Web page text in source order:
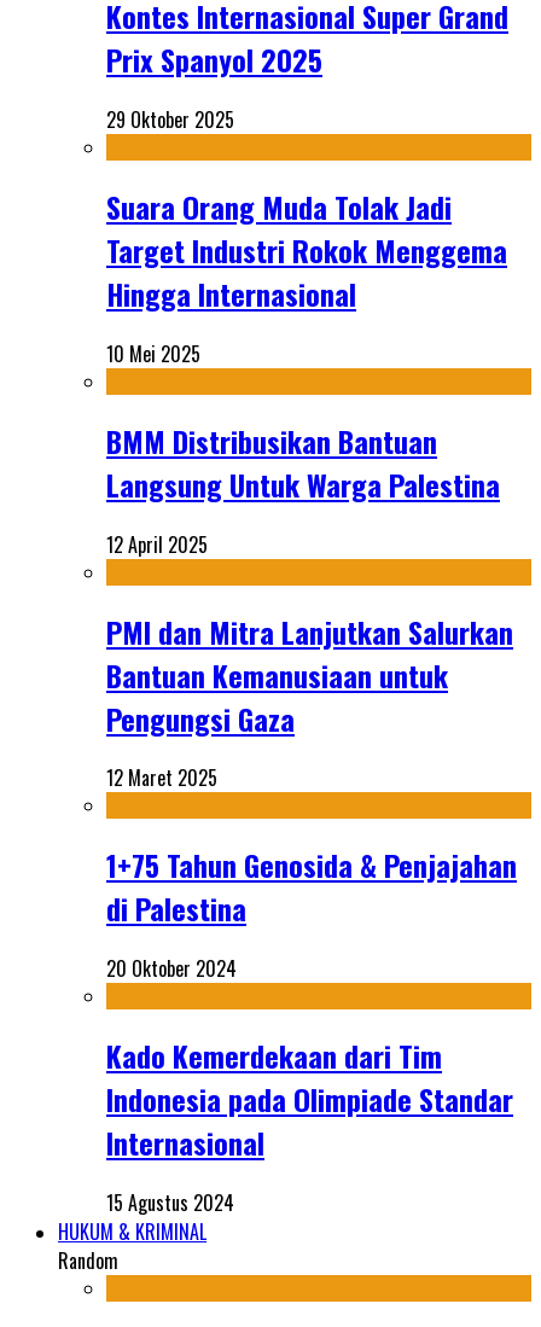
Kontes Internasional Super Grand
Prix Spanyol 2025
29 Oktober 2025
Suara Orang Muda Tolak Jadi
Target Industri Rokok Menggema
Hingga Internasional
10 Mei 2025
BMM Distribusikan Bantuan
Langsung Untuk Warga Palestina
12 April 2025
PMI dan Mitra Lanjutkan Salurkan
Bantuan Kemanusiaan untuk
Pengungsi Gaza
12 Maret 2025
1+75 Tahun Genosida & Penjajahan
di Palestina
20 Oktober 2024
Kado Kemerdekaan dari Tim
Indonesia pada Olimpiade Standar
Internasional
15 Agustus 2024
HUKUM & KRIMINAL
Random